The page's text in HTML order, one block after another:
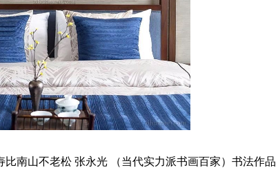
比南山不老松 张永光 （当代实力派书画百家）书法作品